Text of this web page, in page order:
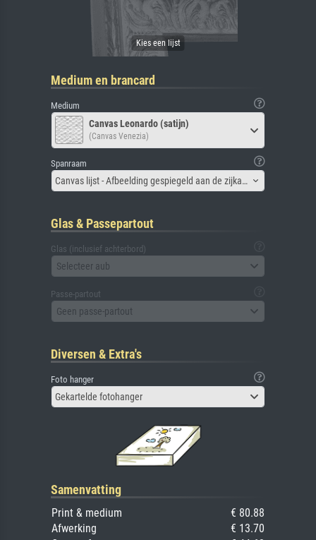
Medium en brancard
Medium
Canvas Leonardo (satijn)
(Canvas Venezia)
Spanraam
Canvas lijst - Afbeelding gespiegeld aan de zijkant
Glas & Passepartout
Glas (inclusief achterbord)
Selecteer aub
Passe-partout
Geen passe-partout
Diversen & Extra's
Foto hanger
Gekartelde fotohanger
Samenvatting
Print & medium
€ 80.88
Afwerking
€ 13.70